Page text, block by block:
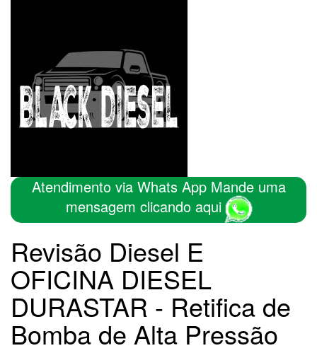
Atendimento via Whats App Mande uma
mensagem clicando aqui
Revisão Diesel E
OFICINA DIESEL
DURASTAR - Retifica de
Bomba de Alta Pressão